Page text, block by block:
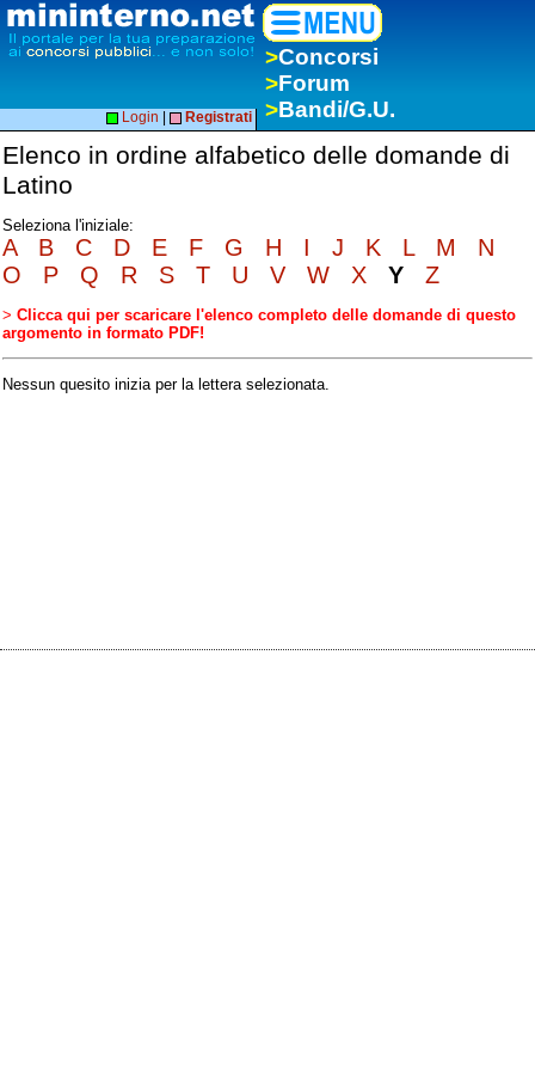
>Concorsi
>Forum
>Bandi/G.U.
Login Registrati
Elenco in ordine alfabetico delle domande di
Latino
Seleziona l'iniziale:
A B C D E F G H I J K L M
N
O
P Q R S T U V W X Y Z
> Clicca qui per scaricare l'elenco completo delle domande di questo
argomento in formato PDF!
Nessun quesito inizia per la lettera selezionata.